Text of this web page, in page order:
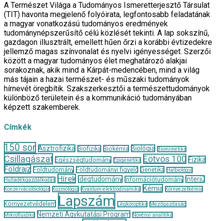
A Természet Világa a Tudományos Ismeretterjesztő Társulat
(TIT) havonta megjelenő folyóirata, legfontosabb feladatának
a magyar vonatkozású tudományos eredmények
tudománynépszerűsítő célú közlését tekinti. A lap sokszínű,
gazdagon illusztrált, emellett hűen őrzi a korábbi évtizedekre
jellemző magas színvonalat és nyelvi igényességet. Szerzői
között a magyar tudományos élet meghatározó alakjai
sorakoznak, akik mind a Kárpát-medencében, mind a világ
más tájain a hazai természet- és műszaki tudományok
hírnevét öregbítik. Szakszerkesztői a természettudományok
különböző területein és a kommunikáció tudományában
képzett szakemberek.
Címkék
150 sor Asztrofizika Biofizika Biokémia Biológia Biomimetika
Csillagászat Egészségtudomány Epigenetika Eötvös 100 Fizika
Földrajz Földtudomány Földtudományi figyelő Genetika
Halbiológia
Hulladékgazdálkodás
Hírek Idegtudomány Információtudomány Interjú
Konzervációbiológia Kozmológia Kvantum-elektrodinamika Kémia Környezetkémia
Környezetvédelem Lapszám Légköroptika
Mezőgazdaság
Mikrofluidika
Nemzeti Agykutatási Program Növényi analitika